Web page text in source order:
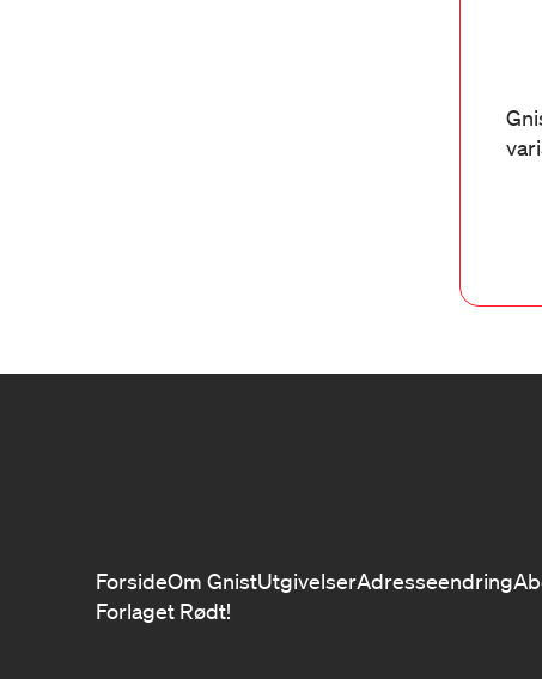
ForsideOm GnistUtgivelserAdresseendring
Forlaget Rødt!